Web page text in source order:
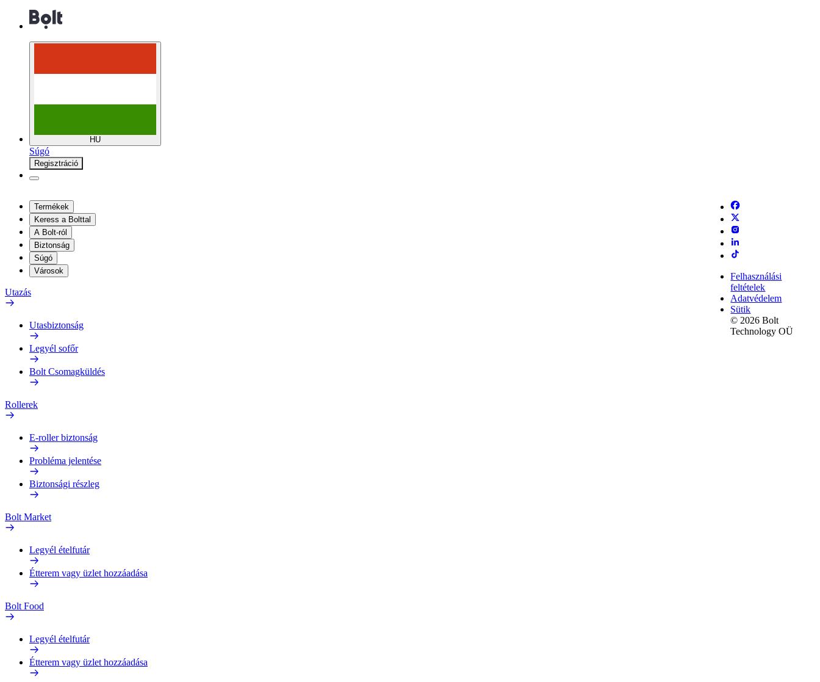
HU
Súgó
Regisztráció
Termékek
Keress a Bolttal
A Bolt-ról
Biztonság
Súgó
Városok
Utazás
Utasbiztonság
Legyél sofőr
Bolt Csomagküldés
Rollerek
E-roller biztonság
Probléma jelentése
Biztonsági részleg
Bolt Market
Legyél ételfutár
Étterem vagy üzlet hozzáadása
Bolt Food
Legyél ételfutár
Étterem vagy üzlet hozzáadása
Felhasználási
feltételek
Adatvédelem
Sütik
© 2026 Bolt
Technology OÜ